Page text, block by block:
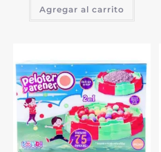
Agregar al carrito